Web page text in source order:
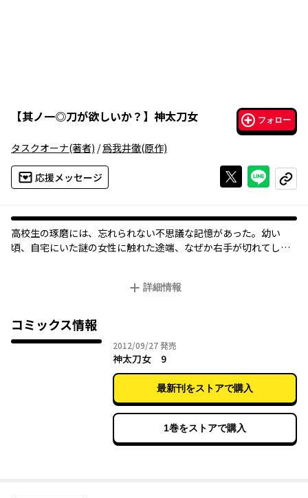
【其ノ一◎刀が欲しいか？ 】 神太刀女 フォロー
タスクオーナ(著者) /爲我井徹(原作)
応援メッセージ Xで投稿する
ライン
コピー
高校生の琢磨には、忘れられない不思議な記憶があった。幼い
頃、自宅にいた謎の女性に触れた途端、なぜか右手が切れてしま
たし合いを目撃する。はがねを助けようと思わず進み出ると、か
になる刀「神太刀女」と、その主となった琢磨の成長を描く剣戟
幻想譚！
詳細情報
コミックス情報
2012/09/272012年09月27日
発売
神太刀女 9
最新刊をストアで購入
1巻をストアで購入